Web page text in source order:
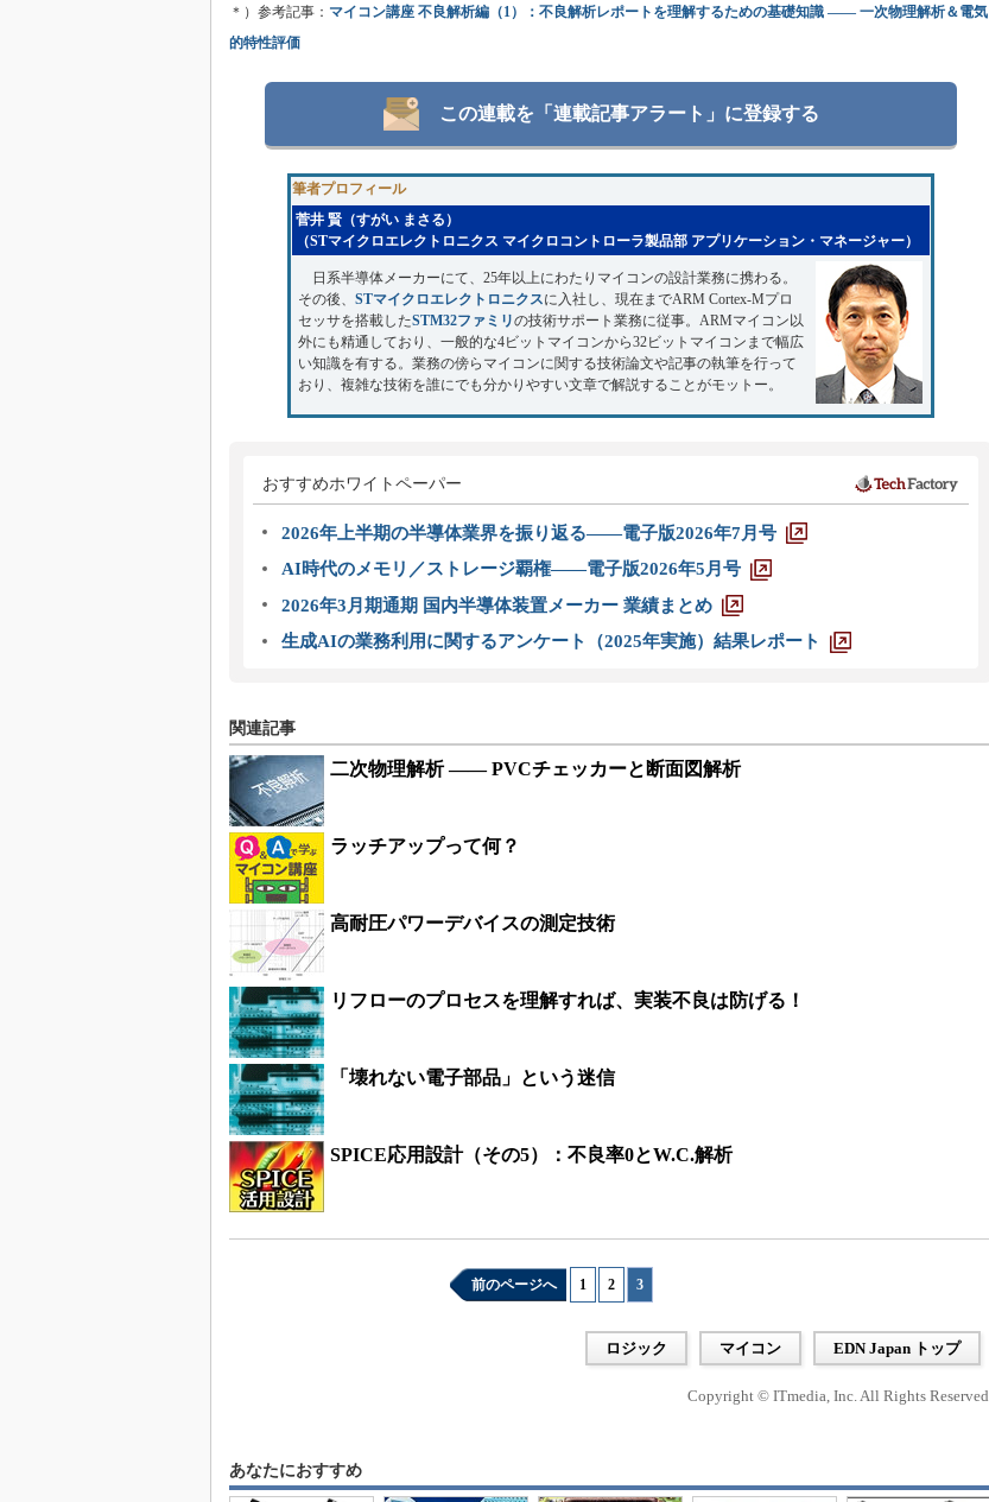
＊）参考記事： マイコン講座 不良解析編（1）：不良解析レポートを理解するための基礎知識 ―― 一次物理解析＆電気
的特性評価
この連載を「連載記事アラート」に登録する
筆者プロフィール
菅井 賢（すがい まさる）
（STマイクロエレクトロニクス マイクロコントローラ製品部 アプリケーション・マネージャー）
日系半導体メーカーにて、25年以上にわたりマイコンの設計業務に携わる。
その後、 STマイクロエレクトロニクスに入社し、現在までARM Cortex-Mプロ
セッサを搭載したSTM32ファミリの技術サポート業務に従事。ARMマイコン以
外にも精通しており、一般的な4ビットマイコンから32ビットマイコンまで幅広
い知識を有する。業務の傍らマイコンに関する技術論文や記事の執筆を行って
おり、複雑な技術を誰にでも分かりやすい文章で解説することがモットー。
おすすめホワイトペーパー
2026年上半期の半導体業界を振り返る――電子版2026年7月号
AI時代のメモリ／ストレージ覇権――電子版2026年5月号
2026年3月期通期 国内半導体装置メーカー 業績まとめ
生成AIの業務利用に関するアンケート（2025年実施）結果レポート
関連記事
二次物理解析 ―― PVCチェッカーと断面図解析
ラッチアップって何？
高耐圧パワーデバイスの測定技術
リフローのプロセスを理解すれば、実装不良は防げる！
「壊れない電子部品」という迷信
SPICE応用設計（その5）：不良率0とW.C.解析
前のページへ 1 2 3
ロジック マイコン EDN Japan トップ
Copyright © ITmedia, Inc. All Rights Reserved.
あなたにおすすめ